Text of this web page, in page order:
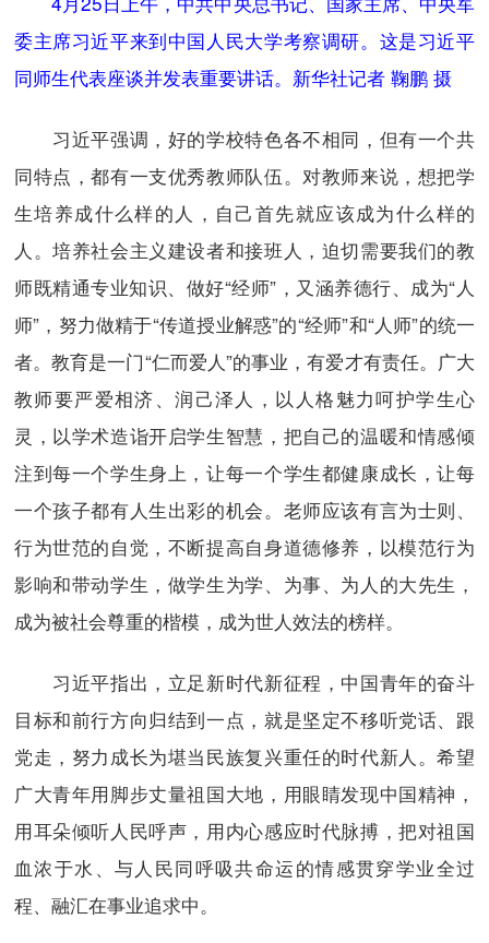
委主席习近平来到中国人民大学考察调研。这是习近平
同师生代表座谈并发表重要讲话。新华社记者 鞠鹏 摄
习近平强调，好的学校特色各不相同，但有一个共
同特点，都有一支优秀教师队伍。对教师来说，想把学
生培养成什么样的人，自己首先就应该成为什么样的
人。培养社会主义建设者和接班人，迫切需要我们的教
师既精通专业知识、做好“经师”，又涵养德行、成为“人
师”，努力做精于“传道授业解惑”的“经师”和“人师”的统一
者。教育是一门“仁而爱人”的事业，有爱才有责任。广大
教师要严爱相济、润己泽人，以人格魅力呵护学生心
灵，以学术造诣开启学生智慧，把自己的温暖和情感倾
注到每一个学生身上，让每一个学生都健康成长，让每
一个孩子都有人生出彩的机会。老师应该有言为士则、
行为世范的自觉，不断提高自身道德修养，以模范行为
影响和带动学生，做学生为学、为事、为人的大先生，
成为被社会尊重的楷模，成为世人效法的榜样。
习近平指出，立足新时代新征程，中国青年的奋斗
目标和前行方向归结到一点，就是坚定不移听党话、跟
党走，努力成长为堪当民族复兴重任的时代新人。希望
广大青年用脚步丈量祖国大地，用眼睛发现中国精神，
用耳朵倾听人民呼声，用内心感应时代脉搏，把对祖国
血浓于水、与人民同呼吸共命运的情感贯穿学业全过
程、融汇在事业追求中。